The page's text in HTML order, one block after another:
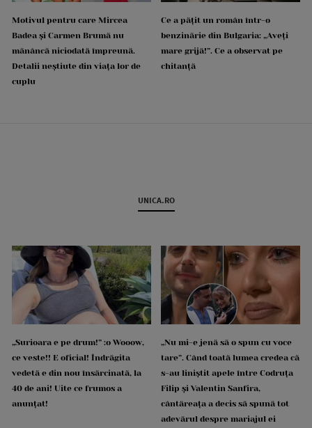
Motivul pentru care Mircea
Badea și Carmen Brumă nu
mănâncă niciodată împreună.
Detalii neștiute din viața lor de
cuplu
Ce a pățit un român într-o
benzinărie din Bulgaria: „Aveți
mare grijă!”. Ce a observat pe
chitanță
UNICA.RO
„Surioara e pe drum!” :o Wooow,
ce veste!! E oficial! Îndrăgita
vedetă e din nou însărcinată, la
40 de ani! Uite ce frumos a
anunțat!
„Nu mi-e jenă să o spun cu voce
tare”. Când toată lumea credea că
s-au liniștit apele între Codruța
Filip și Valentin Sanfira,
cântăreața a decis să spună tot
adevărul despre mariajul ei